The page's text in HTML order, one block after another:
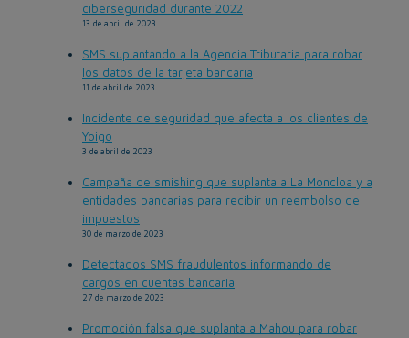
ciberseguridad durante 2022
13 de abril de 2023
SMS suplantando a la Agencia Tributaria para robar
los datos de la tarjeta bancaria
11 de abril de 2023
Incidente de seguridad que afecta a los clientes de
Yoigo
3 de abril de 2023
Campaña de smishing que suplanta a La Moncloa y a
entidades bancarias para recibir un reembolso de
impuestos
30 de marzo de 2023
Detectados SMS fraudulentos informando de
cargos en cuentas bancaria
27 de marzo de 2023
Promoción falsa que suplanta a Mahou para robar